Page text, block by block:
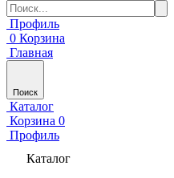
Профиль
0 Корзина
Главная
Поиск
Каталог
Корзина 0
Профиль
Каталог